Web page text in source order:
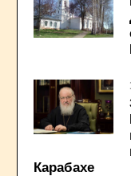
Карабахе